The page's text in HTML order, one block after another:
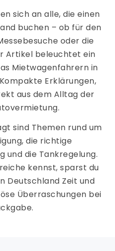
sich an alle, die einen
buchen – ob für den
oder die
Artikel beleuchtet ein
Mietwagenfahrern in
Erklärungen,
aus dem Alltag der
sind Themen rund um
die richtige
und die Tankregelung.
kennst, sparst du
Deutschland Zeit und
Überraschungen bei